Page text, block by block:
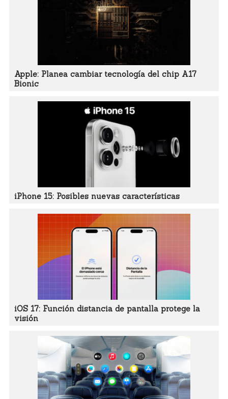
Apple: Planea cambiar tecnología del chip A17
Bionic
iPhone 15: Posibles nuevas características
iOS 17: Función distancia de pantalla protege la
visión